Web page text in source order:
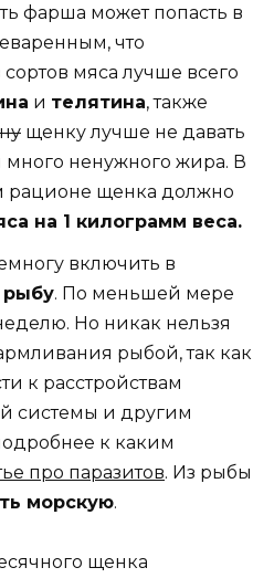
фарша может попасть в
что
мяса лучше всего
и телятина, также
щенку лучше не давать
ненужного жира. В
рационе щенка должно
на 1 килограмм веса.
включить в
рыбу. По меньшей мере
Но никак нельзя
рыбой, так как
к расстройствам
системы и другим
к каким
про паразитов. Из рыбы
морскую.